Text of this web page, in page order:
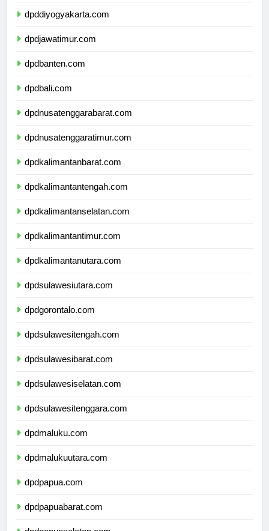
dpddiyogyakarta.com
dpdjawatimur.com
dpdbanten.com
dpdbali.com
dpdnusatenggarabarat.com
dpdnusatenggaratimur.com
dpdkalimantanbarat.com
dpdkalimantantengah.com
dpdkalimantanselatan.com
dpdkalimantantimur.com
dpdkalimantanutara.com
dpdsulawesiutara.com
dpdgorontalo.com
dpdsulawesitengah.com
dpdsulawesibarat.com
dpdsulawesiselatan.com
dpdsulawesitenggara.com
dpdmaluku.com
dpdmalukuutara.com
dpdpapua.com
dpdpapuabarat.com